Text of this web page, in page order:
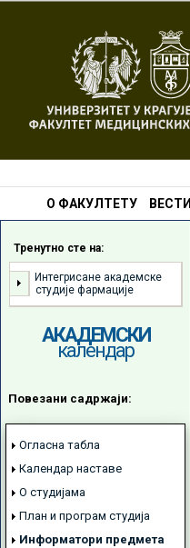
О ФАКУЛТЕТУ ВЕСТИ
Тренутно сте на:
Интегрисане академске
студије фармације
АКАДЕМСКИ
календар
Повезани садржаји:
Огласна табла
Календар наставе
О студијама
План и програм студија
Информатори предмета